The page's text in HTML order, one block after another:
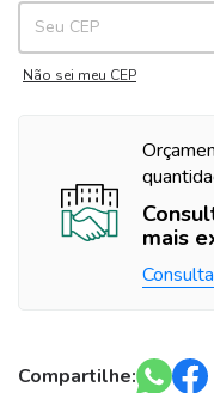
Não sei meu CEP
mais
Compartilhe: